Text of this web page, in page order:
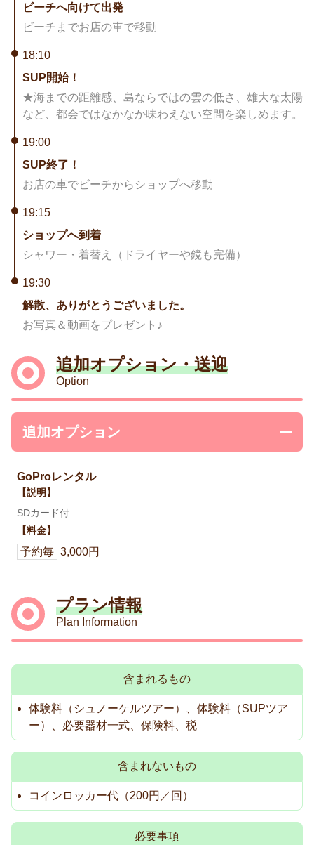
ビーチへ向けて出発
ビーチまでお店の車で移動
18:10
SUP開始！
★海までの距離感、島ならではの雲の低さ、雄大な太陽
など、都会ではなかなか味わえない空間を楽しめます。
19:00
SUP終了！
お店の車でビーチからショップへ移動
19:15
ショップへ到着
シャワー・着替え（ドライヤーや鏡も完備）
19:30
解散、ありがとうございました。
お写真＆動画をプレゼント♪
追加オプション・送迎
Option
追加オプション
GoProレンタル
【説明】
SDカード付
【料金】
予約毎 3,000円
プラン情報
Plan Information
含まれるもの
体験料（シュノーケルツアー）、体験料（SUPツア
ー）、必要器材一式、保険料、税
含まれないもの
コインロッカー代（200円／回）
必要事項